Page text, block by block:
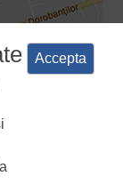
Accepta